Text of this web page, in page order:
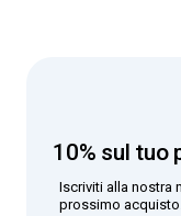
10% sul tuo
Iscriviti alla nostra
prossimo